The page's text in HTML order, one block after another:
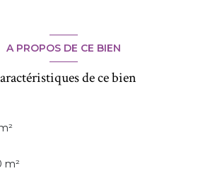
A PROPOS DE CE BIEN
de ce bien
m²